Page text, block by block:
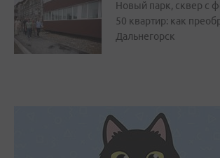
Новый парк, сквер с
50 квартир: как
Дальнегорск